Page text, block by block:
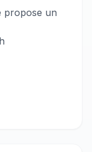
propose un